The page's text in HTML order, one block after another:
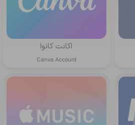
اکانت کانوا
Canva Account